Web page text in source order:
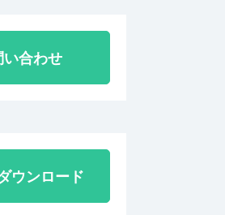
い合わせ
ウンロード